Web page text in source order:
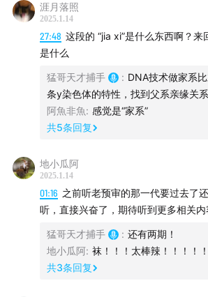
们，在北京就不存在。
注，因为在技术手段难以触达的角落，
的生长。
为了搞清楚这些“病毒”演变的过程，陈
审小队，由当年警队最传奇的老预审
那些技术覆盖不到的案子。他们要在与
找到线索、摸清规律，甚至预防恶性案
今天的节目，就是推动了这支小队成立
涯月落照
2025.1.14
27:48 这段的 “jia xi”是什么东西啊？
是什么
猛哥天才捕手 : DNA技术做家系
条y染色体的特性，找到父系亲缘关
阿魚非魚: 感觉是“家系”
共5条回复
地小瓜阿
2025.1.14
01:16 之前听老预审的那一代要过去了
听，直接兴奋了，期待听到更多相关内
猛哥天才捕手 : 还有两期！
地小瓜阿: 袜！！！太棒辣！！！！！
共3条回复